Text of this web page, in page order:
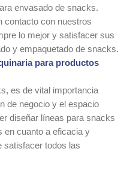
envasado de snacks.
contacto con nuestros
lo mejor y satisfacer sus
y empaquetado de snacks.
para productos
es de vital importancia
de negocio y el espacio
diseñar líneas para snacks
en cuanto a eficacia y
satisfacer todos las